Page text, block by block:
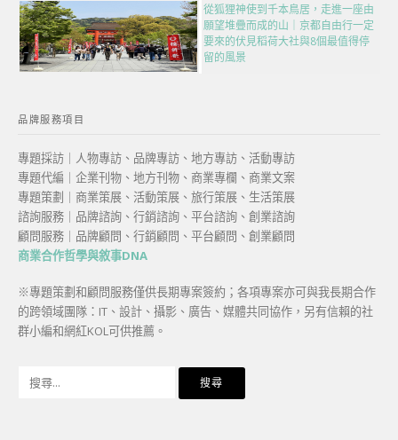
從狐狸神使到千本鳥居，走進一座由
願望堆疊而成的山｜京都自由行一定
要來的伏見稻荷大社與8個最值得停
留的風景
品牌服務項目
專題採訪｜人物專訪、品牌專訪、地方專訪、活動專訪
專題代編｜企業刊物、地方刊物、商業專欄、商業文案
專題策劃｜商業策展、活動策展、旅行策展、生活策展
諮詢服務｜品牌諮詢、行銷諮詢、平台諮詢、創業諮詢
顧問服務｜品牌顧問、行銷顧問、平台顧問、創業顧問
商業合作哲學與敘事DNA
※專題策劃和顧問服務僅供長期專案簽約；各項專案亦可與我長期合作
的跨領域團隊：IT、設計、攝影、廣告、媒體共同協作，另有信賴的社
群小編和網紅KOL可供推薦。